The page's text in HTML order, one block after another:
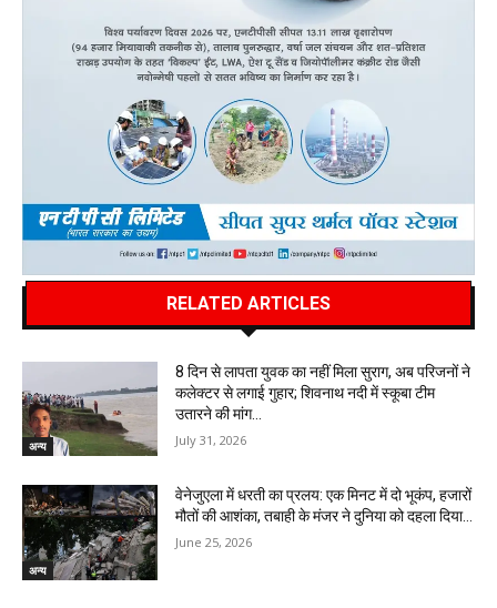
RELATED ARTICLES
अन्य
8 दिन से लापता युवक का नहीं मिला सुराग, अब परिजनों ने
कलेक्टर से लगाई गुहार; शिवनाथ नदी में स्कूबा टीम
उतारने की मांग…
July 31, 2026
अन्य
वेनेजुएला में धरती का प्रलय: एक मिनट में दो भूकंप, हजारों
मौतों की आशंका, तबाही के मंजर ने दुनिया को दहला दिया…
June 25, 2026